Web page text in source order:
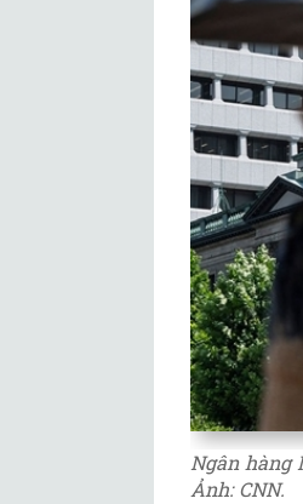
Ngân hàng
Ảnh: CNN.